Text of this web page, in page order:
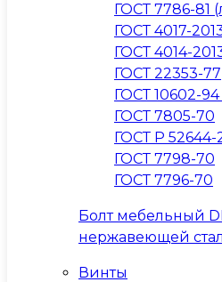
ГОСТ 7786-81
ГОСТ 4017-
ГОСТ 4014-
ГОСТ 22353-77
ГОСТ 10602-
ГОСТ 7805-70
ГОСТ Р 52644-
ГОСТ 7798-70
ГОСТ 7796-70
Болт мебельный
нержавеющей
Винты